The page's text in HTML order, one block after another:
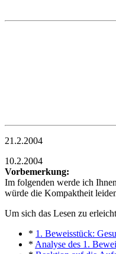
21.2.2004
10.2.2004
Vorbemerkung:
Im folgenden werde ich
würde die Kompaktheit
Um sich das Lesen zu
* 1. Beweisstück:
* Analyse des 1.